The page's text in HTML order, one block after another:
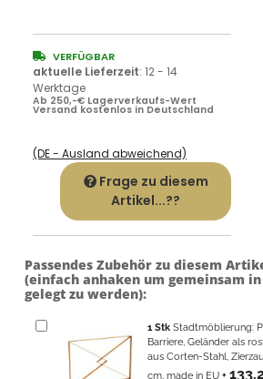
VERFÜGBAR
aktuelle Lieferzeit: 12 - 14
Werktage
Ab 250,-€ Lagerverkaufs-Wert
Versand kostenlos in Deutschland
(DE - Ausland abweichend)
Frage zu diesem
Artikel...??
Passendes Zubehör zu diesem
(einfach anhaken um gemeinsam
gelegt zu werden):
1 Stk Stadtmöblierung:
Barriere, Geländer als
aus Corten-Stahl,
cm, made in EU +